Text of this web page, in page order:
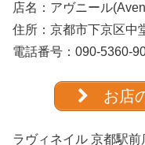
店名： アヴニール
住所：京都市下京区
電話番号：090-5360-
お店
ラヴィネイル 京都駅